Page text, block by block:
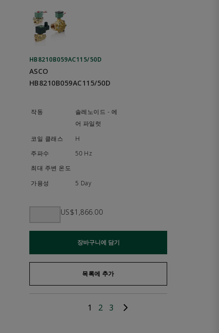
HB8210B059AC115/50D
ASCO
HB8210B059AC115/50D
솔레노이드 - 에
어 파일럿
H
50 Hz
5 Day
US$1,866.00
장바구니에 담기
목록에 추가
1 2 3